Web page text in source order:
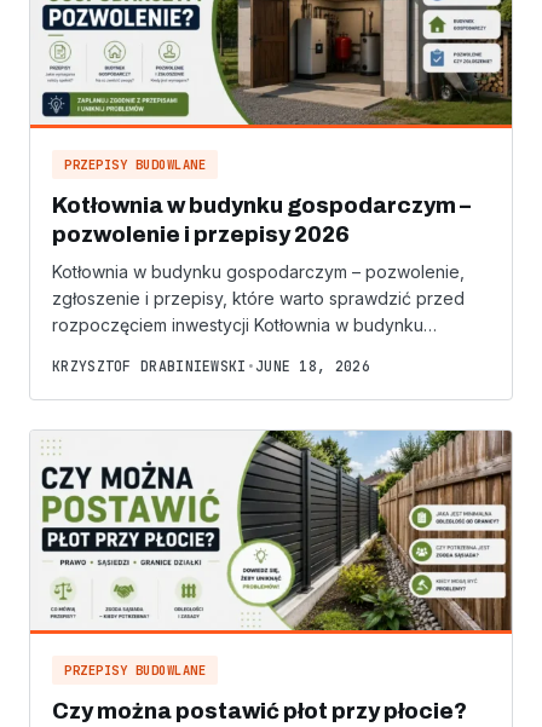
PRZEPISY BUDOWLANE
Kotłownia w budynku gospodarczym –
pozwolenie i przepisy 2026
Kotłownia w budynku gospodarczym – pozwolenie,
zgłoszenie i przepisy, które warto sprawdzić przed
rozpoczęciem inwestycji Kotłownia w budynku…
KRZYSZTOF DRABINIEWSKI • JUNE 18, 2026
PRZEPISY BUDOWLANE
Czy można postawić płot przy płocie?